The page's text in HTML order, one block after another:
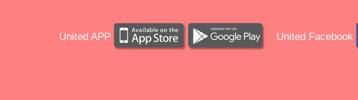
United APP United Facebook